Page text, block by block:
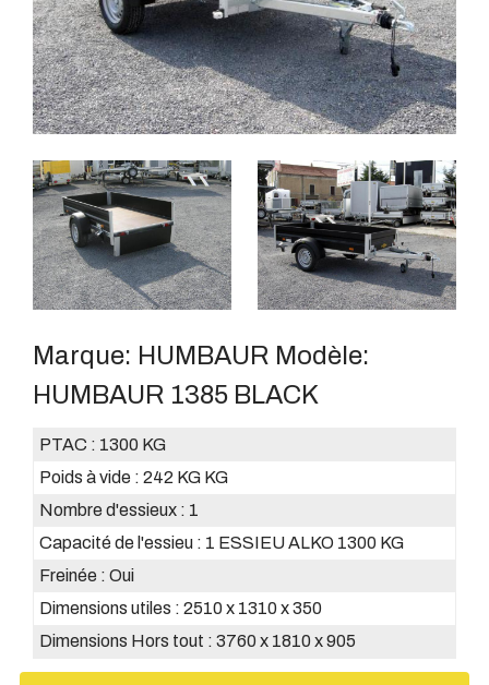
Marque: HUMBAUR Modèle:
HUMBAUR 1385 BLACK
PTAC : 1300 KG
Poids à vide : 242 KG KG
Nombre d'essieux : 1
Capacité de l'essieu : 1 ESSIEU ALKO 1300 KG
Freinée : Oui
Dimensions utiles : 2510 x 1310 x 350
Dimensions Hors tout : 3760 x 1810 x 905